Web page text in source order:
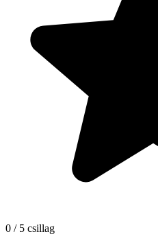
0 / 5 csillag